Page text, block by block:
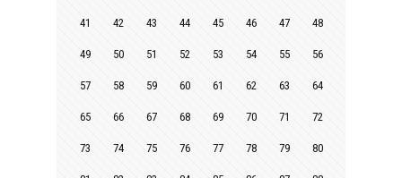
41 42 43 44 45 46 47 48
49 50 51 52 53 54 55 56
57 58 59 60 61 62 63 64
65 66 67 68 69 70 71 72
73 74 75 76 77 78 79 80